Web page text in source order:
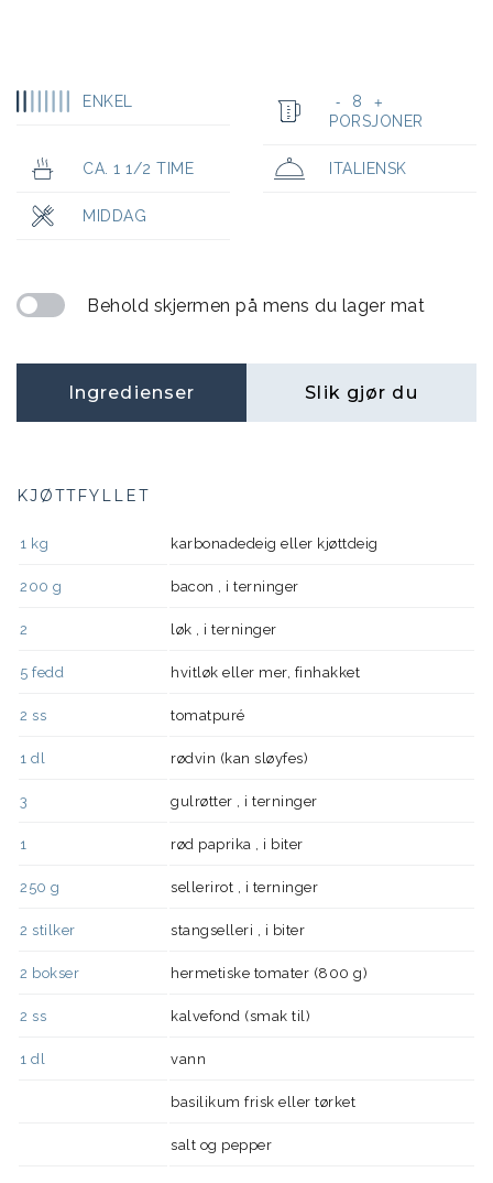
ENKEL - 8 +
PORSJONER
CA. 1 1/2 TIME ITALIENSK
MIDDAG
Behold skjermen på mens du lager mat
Ingredienser Slik gjør du
KJØTTFYLLET
1 kg karbonadedeig eller kjøttdeig
200 g bacon , i terninger
2 løk , i terninger
5 fedd hvitløk eller mer, finhakket
2 ss tomatpuré
1 dl rødvin (kan sløyfes)
3 gulrøtter , i terninger
1 rød paprika , i biter
250 g sellerirot , i terninger
2 stilker stangselleri , i biter
2 bokser hermetiske tomater (800 g)
2 ss kalvefond (smak til)
1 dl vann
basilikum frisk eller tørket
salt og pepper